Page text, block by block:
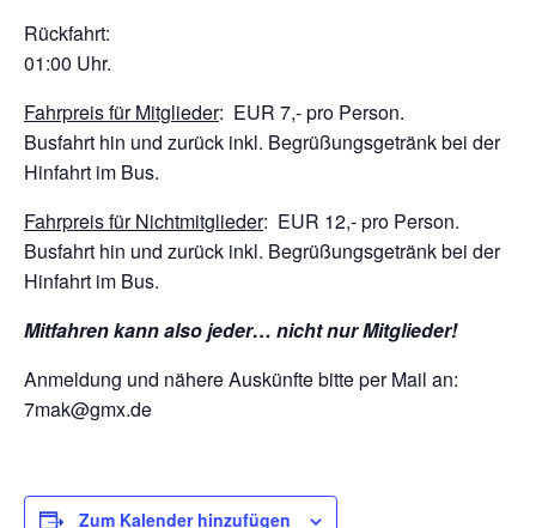
Rückfahrt:
01:00 Uhr.
Fahrpreis für Mitglieder: EUR 7,- pro Person.
Busfahrt hin und zurück inkl. Begrüßungsgetränk bei der
Hinfahrt im Bus.
Fahrpreis für Nichtmitglieder: EUR 12,- pro Person.
Busfahrt hin und zurück inkl. Begrüßungsgetränk bei der
Hinfahrt im Bus.
Mitfahren kann also jeder… nicht nur Mitglieder!
Anmeldung und nähere Auskünfte bitte per Mail an:
7mak@gmx.de
Zum Kalender hinzufügen